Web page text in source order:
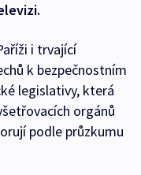
i trvající
k bezpečnostním
legislativy, která
orgánů
podle průzkumu